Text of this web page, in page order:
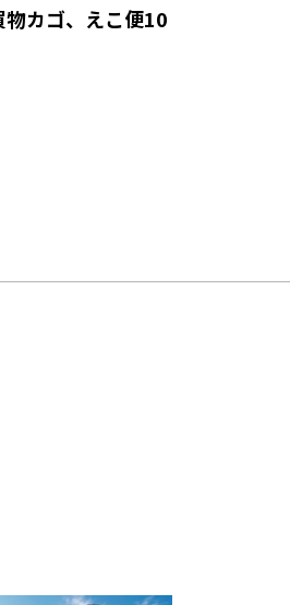
カゴ、えこ便10